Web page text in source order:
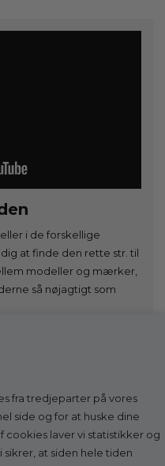
fra tredjeparter på vores
side og for at huske dine
laver vi statistikker og
sikrer, at siden hele tiden
i de forskellige
at finde den rette str. til
modeller og mærker,
så nøjagtigt som
14)